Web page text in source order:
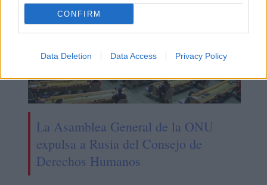
CONFIRM
Data Deletion Data Access Privacy Policy
La Asamblea General de la ONU
expulsa a Rusia del Consejo de
Derechos Humanos